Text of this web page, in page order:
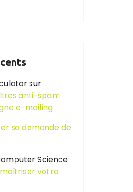
sur
anti-spam
e-mailing
sa demande de
Science
votre